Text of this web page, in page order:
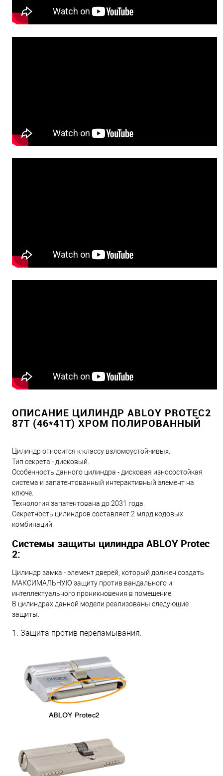
ОПИСАНИЕ ЦИЛИНДР ABLOY PROTEC2
87T (46*41T) ХРОМ ПОЛИРОВАННЫЙ
Цилиндр относится к классу взломоустойчивых.
Тип секрета - дисковый.
Особенность данного цилиндра - дисковая износостойкая
система и запатентованный интерактивный элемент на
ключе.
Технология запатентована до 2031 года.
Секретность цилиндров составляет 2 млрд кодовых
комбинаций.
Системы защиты цилиндра ABLOY Protec
2:
Цилиндр замка - элемент дверей, который должен создать
МАКСИМАЛЬНУЮ защиту против вандального и
интеллектуального проникновения в помещение.
В цилиндрах данной модели реализованы следующие
защиты.
1. Защита против переламывания.